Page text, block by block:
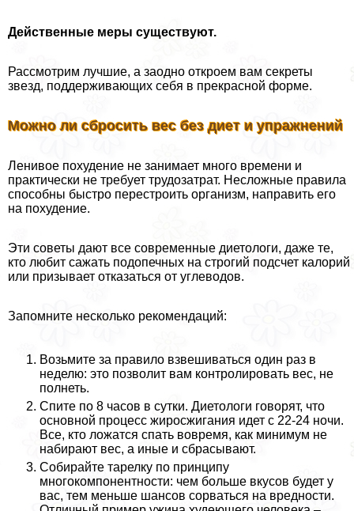
Действенные меры существуют.
Рассмотрим лучшие, а заодно откроем вам секреты
звезд, поддерживающих себя в прекрасной форме.
Можно ли сбросить вес без диет и упражнений
Ленивое похудение не занимает много времени и
пpaктически не требует трудозатрат. Несложные правила
способны быстро перестроить организм, направить его
на похудение.
Эти советы дают все современные диетологи, даже те,
кто любит сажать подопечных на строгий подсчет калорий
или призывает отказаться от углеводов.
Запомните несколько рекомендаций:
Возьмите за правило взвешиваться один раз в
неделю: это позволит вам контролировать вес, не
полнеть.
Спите по 8 часов в сутки. Диетологи говорят, что
основной процесс жиросжигания идет с 22-24 ночи.
Все, кто ложатся спать вовремя, как минимум не
набирают вес, а иные и сбрасывают.
Собирайте тарелку по принципу
многокомпонентности: чем больше вкусов будет у
вас, тем меньше шансов сорваться на вредности.